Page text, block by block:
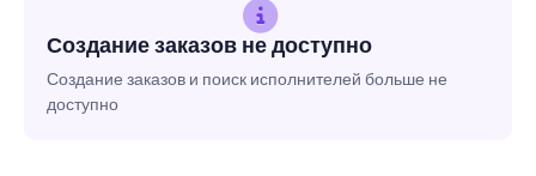
Создание заказов не доступно
Создание заказов и поиск исполнителей больше не
доступно